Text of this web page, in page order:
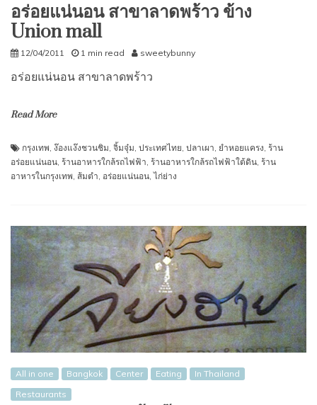
อร่อยแน่นอน สาขาลาดพร้าว ข้าง
Union mall
12/04/2011 1 min read sweetybunny
อร่อยแน่นอน สาขาลาดพร้าว
Read More
กรุงเทพ, ง๊องแง๊งชวนชิม, จิ้มจุ๋ม, ประเทศไทย, ปลาเผา, ยำหอยแครง, ร้าน
อร่อยแน่นอน, ร้านอาหารใกล้รถไฟฟ้า, ร้านอาหารใกล้รถไฟฟ้าใต้ดิน, ร้าน
อาหารในกรุงเทพ, ส้มตำ, อร่อยแน่นอน,ไก่ย่าง
All in one Bangkok Center Eating
In Thailand
Restaurants